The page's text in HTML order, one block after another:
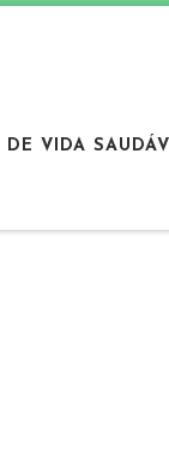
DE VIDA